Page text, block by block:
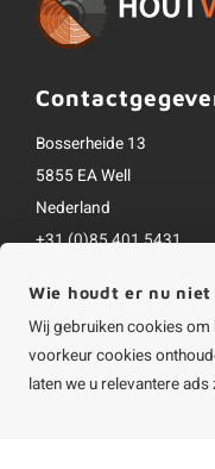
Bosserheide 13
5855 EA Well
Nederland
+31 (0)85 401 5431
Alle bedragen zijn incl.
Wie houdt er nu niet
Wij gebruiken cookies
voorkeur cookies
laten we u relevantere ads